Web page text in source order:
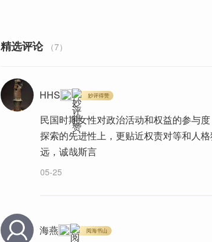
精选评论 （7）
HHS 妙评得赞
民国时期女性对政治活动和权益的参与
探索的先进性上，更贴近权责对等和人
远，诚哉斯言
05-25
海燕 阅海书山